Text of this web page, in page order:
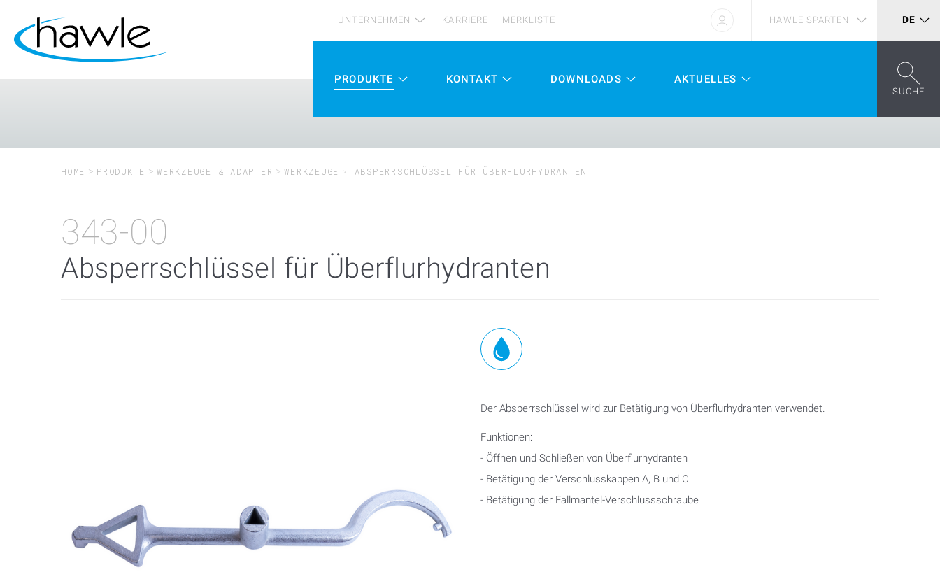
UNTERNEHMEN KARRIERE MERKLISTE HAWLE SPARTEN DE
PRODUKTE KONTAKT DOWNLOADS AKTUELLES
SUCHE
HOME PRODUKTE WERKZEUGE & ADAPTER WERKZEUGE ABSPERRSCHLÜSSEL FÜR ÜBERFLURHYDRANTEN
343-00
Absperrschlüssel für Überflurhydranten
Der Absperrschlüssel wird zur Betätigung von Überflurhydranten verwendet.
Funktionen:
- Öffnen und Schließen von Überflurhydranten
- Betätigung der Verschlusskappen A, B und C
- Betätigung der Fallmantel-Verschlussschraube